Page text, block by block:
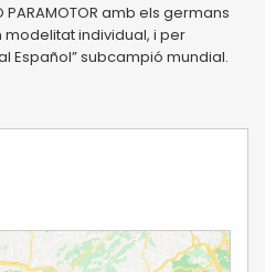
PARAMOTOR amb els germans
individual, i per
Español” subcampió mundial.